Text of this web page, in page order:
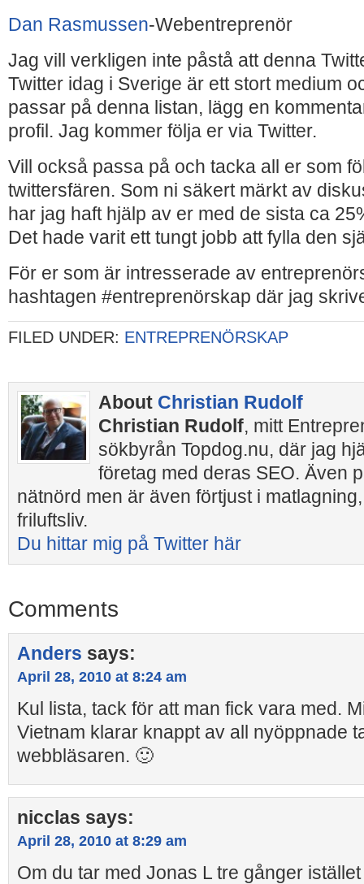
Dan Rasmussen-Webentreprenör
Jag vill verkligen inte påstå att denna
Twitter idag i Sverige är ett stort medium
passar på denna listan, lägg en
profil. Jag kommer följa er via Twitter.
Vill också passa på och tacka all er som
twittersfären. Som ni säkert märkt av
har jag haft hjälp av er med de sista ca
Det hade varit ett tungt jobb att fylla den
För er som är intresserade av
hashtagen #entreprenörskap där jag
FILED UNDER: ENTREPRENÖRSKAP
About Christian Rudolf
Christian Rudolf, mitt
sökbyrån Topdog.nu, där jag
företag med deras SEO. Även
nätnörd men är även förtjust i
friluftsliv.
Du hittar mig på Twitter här
Comments
Anders says:
April 28, 2010 at 8:24 am
Kul lista, tack för att man fick vara med.
Vietnam klarar knappt av all nyöppnade
webbläsaren. 🙂
nicclas says:
April 28, 2010 at 8:29 am
Om du tar med Jonas L tre gånger